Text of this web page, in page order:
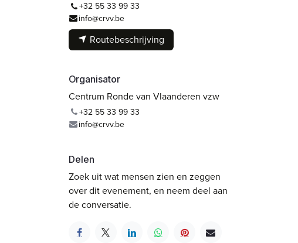
+32 55 33 99 33
info@crvv.be
Routebeschrijving
Organisator
Centrum Ronde van Vlaanderen vzw
+32 55 33 99 33
info@crvv.be
Delen
Zoek uit wat mensen zien en zeggen
over dit evenement, en neem deel aan
de conversatie.